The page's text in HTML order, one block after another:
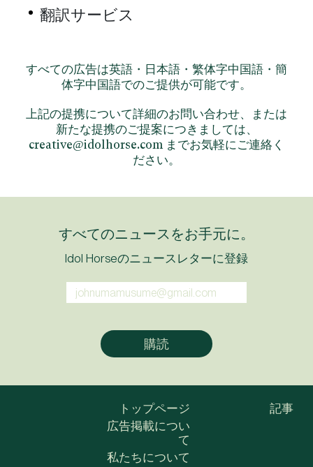
翻訳サービス
すべての広告は英語・日本語・繁体字中国語・簡
体字中国語でのご提供が可能です。
上記の提携について詳細のお問い合わせ、または
新たな提携のご提案につきましては、
creative@idolhorse.comまでお気軽にご連絡く
ださい。
すべてのニュースをお手元に。
Idol Horseのニュースレターに登録
トップページ
広告掲載につい
て
私たちについて
記事